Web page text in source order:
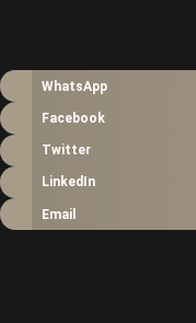
WhatsApp
Facebook
Twitter
LinkedIn
Email